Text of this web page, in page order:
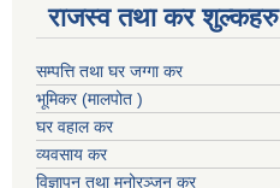
राजस्व तथा कर शुल्कहरु
सम्पत्ति तथा घर जग्गा कर
भूमिकर (मालपोत )
घर वहाल कर
व्यवसाय कर
विज्ञापन तथा मनोरञ्जन कर